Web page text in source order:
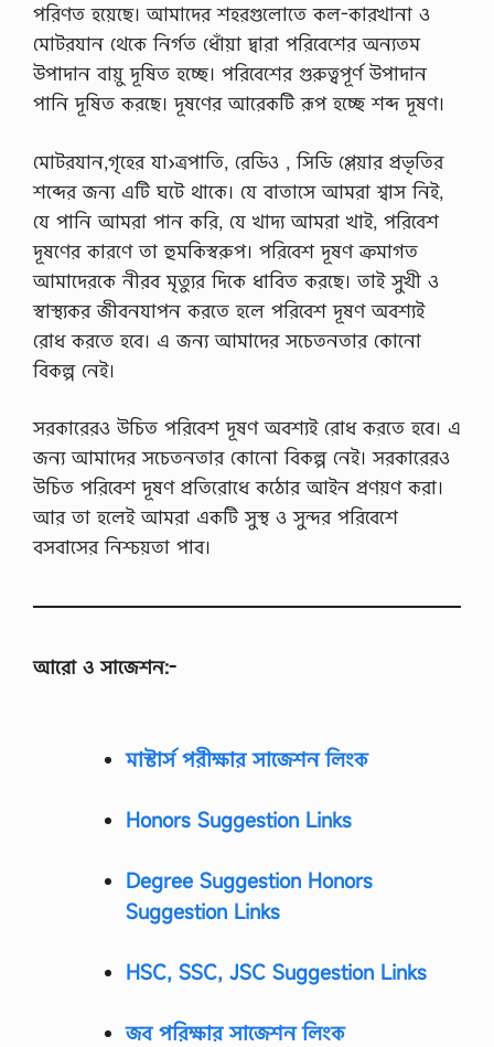
পরিণত হয়েছে। আমাদের শহরগুলোতে কল-কারখানা ও
মোটরযান থেকে নির্গত ধোঁয়া দ্বারা পরিবেশের অন্যতম
উপাদান বায়ু দূষিত হচ্ছে। পরিবেশের গুরুত্বপূর্ণ উপাদান
পানি দূষিত করছে। দূষণের আরেকটি রূপ হচ্ছে শব্দ দূষণ।
মোটরযান,গৃহের যা›ত্রপাতি, রেডিও , সিডি প্লেয়ার প্রভৃতির
শব্দের জন্য এটি ঘটে থাকে। যে বাতাসে আমরা শ্বাস নিই,
যে পানি আমরা পান করি, যে খাদ্য আমরা খাই, পরিবেশ
দূষণের কারণে তা হুমকিস্বরুপ। পরিবেশ দূষণ ক্রমাগত
আমাদেরকে নীরব মৃত্যুর দিকে ধাবিত করছে। তাই সুখী ও
স্বাস্থ্যকর জীবনযাপন করতে হলে পরিবেশ দূষণ অবশ্যই
রোধ করতে হবে। এ জন্য আমাদের সচেতনতার কোনো
বিকল্প নেই।
সরকারেরও উচিত পরিবেশ দূষণ অবশ্যই রোধ করতে হবে। এ
জন্য আমাদের সচেতনতার কোনো বিকল্প নেই। সরকারেরও
উচিত পরিবেশ দূষণ প্রতিরোধে কঠোর আইন প্রণয়ণ করা।
আর তা হলেই আমরা একটি সুস্থ ও সুন্দর পরিবেশে
বসবাসের নিশ্চয়তা পাব।
আরো ও সাজেশন:-
মাস্টার্স পরীক্ষার সাজেশন লিংক
Honors Suggestion Links
Degree Suggestion Honors
Suggestion Links
HSC, SSC, JSC Suggestion Links
জব পরিক্ষার সাজেশন লিংক